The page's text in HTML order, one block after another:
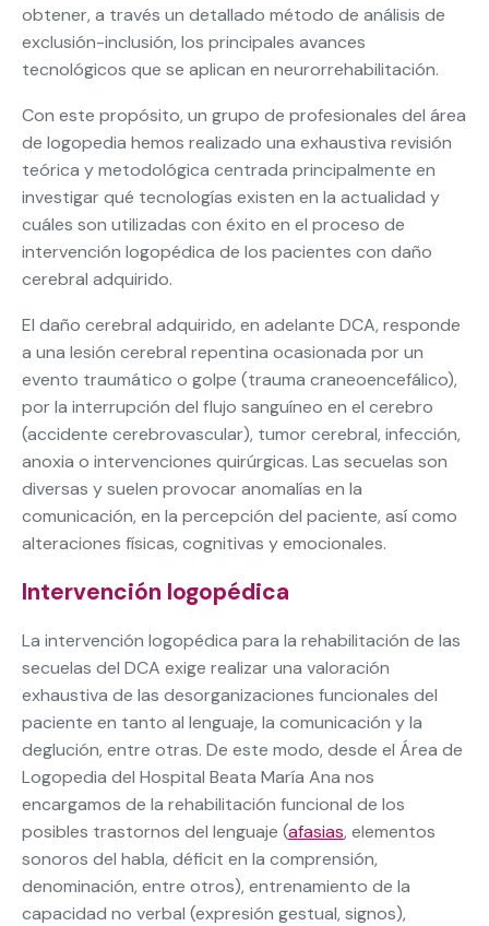
obtener, a través un detallado método de análisis de
exclusión-inclusión, los principales avances
tecnológicos que se aplican en neurorrehabilitación.
Con este propósito, un grupo de profesionales del área
de logopedia hemos realizado una exhaustiva revisión
teórica y metodológica centrada principalmente en
investigar qué tecnologías existen en la actualidad y
cuáles son utilizadas con éxito en el proceso de
intervención logopédica de los pacientes con daño
cerebral adquirido.
El daño cerebral adquirido, en adelante DCA, responde
a una lesión cerebral repentina ocasionada por un
evento traumático o golpe (trauma craneoencefálico),
por la interrupción del flujo sanguíneo en el cerebro
(accidente cerebrovascular), tumor cerebral, infección,
anoxia o intervenciones quirúrgicas. Las secuelas son
diversas y suelen provocar anomalías en la
comunicación, en la percepción del paciente, así como
alteraciones físicas, cognitivas y emocionales.
Intervención logopédica
La intervención logopédica para la rehabilitación de las
secuelas del DCA exige realizar una valoración
exhaustiva de las desorganizaciones funcionales del
paciente en tanto al lenguaje, la comunicación y la
deglución, entre otras. De este modo, desde el Área de
Logopedia del Hospital Beata María Ana nos
encargamos de la rehabilitación funcional de los
posibles trastornos del lenguaje (afasias, elementos
sonoros del habla, déficit en la comprensión,
denominación, entre otros), entrenamiento de la
capacidad no verbal (expresión gestual, signos),